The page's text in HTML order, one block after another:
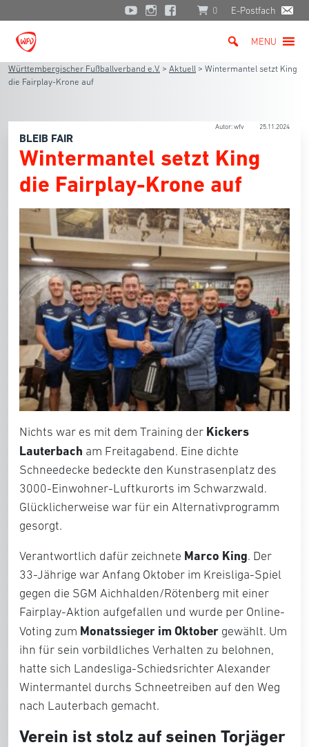
0 E-Postfach
MENU
Württembergischer Fußballverband e.V. > Aktuell > Wintermantel setzt King
die Fairplay-Krone auf
Autor: wfv 25.11.2024
BLEIB FAIR
Wintermantel setzt King
die Fairplay-Krone auf
Nichts war es mit dem Training der Kickers
Lauterbach am Freitagabend. Eine dichte
Schneedecke bedeckte den Kunstrasenplatz des
3000-Einwohner-Luftkurorts im Schwarzwald.
Glücklicherweise war für ein Alternativprogramm
gesorgt.
Verantwortlich dafür zeichnete Marco King. Der
33-Jährige war Anfang Oktober im Kreisliga-Spiel
gegen die SGM Aichhalden/Rötenberg mit einer
Fairplay-Aktion aufgefallen und wurde per Online-
Voting zum Monatssieger im Oktober gewählt. Um
ihn für sein vorbildliches Verhalten zu belohnen,
hatte sich Landesliga-Schiedsrichter Alexander
Wintermantel durchs Schneetreiben auf den Weg
nach Lauterbach gemacht.
Verein ist stolz auf seinen Torjäger